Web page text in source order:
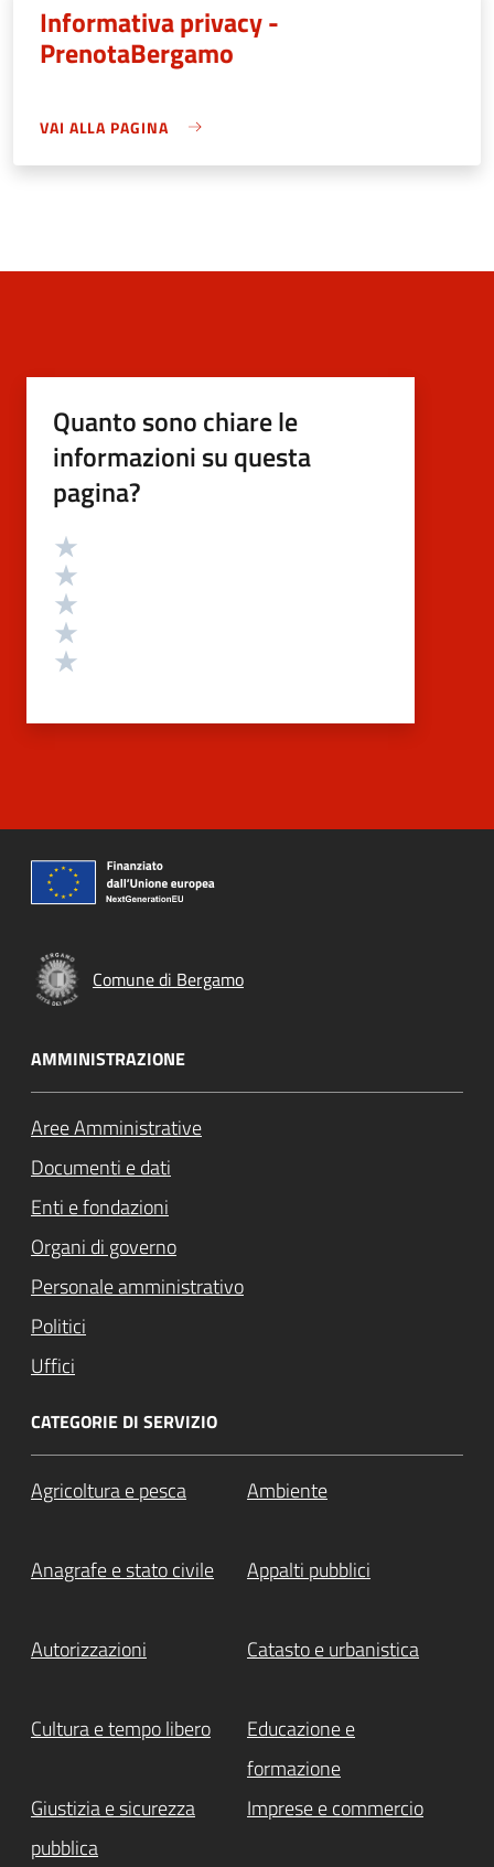
Informativa privacy -
PrenotaBergamo
VAI ALLA PAGINA
Quanto sono chiare le
informazioni su questa
pagina?
Valutazione
Comune di Bergamo
AMMINISTRAZIONE
Aree Amministrative
Documenti e dati
Enti e fondazioni
Organi di governo
Personale amministrativo
Politici
Uffici
CATEGORIE DI SERVIZIO
Agricoltura e pesca Ambiente
Anagrafe e stato civile Appalti pubblici
Autorizzazioni Catasto e urbanistica
Cultura e tempo libero
Educazione e
formazione
Giustizia e sicurezza
pubblica
Imprese e commercio